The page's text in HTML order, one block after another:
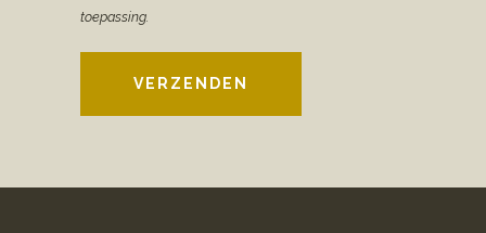
toepassing.
VERZENDEN